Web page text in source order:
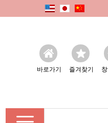
바로가기 즐겨찾기